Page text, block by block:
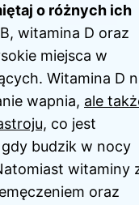
o różnych ich
witamina D oraz
miejsca w
Witamina D
wapnia, ale
co jest
budzik w nocy
witaminy
oraz